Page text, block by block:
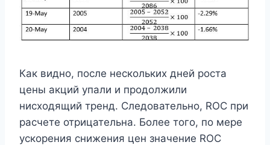
Как видно, после нескольких дней роста
цены акций упали и продолжили
нисходящий тренд. Следовательно, ROC при
расчете отрицательна. Более того, по мере
ускорения снижения цен значение ROC